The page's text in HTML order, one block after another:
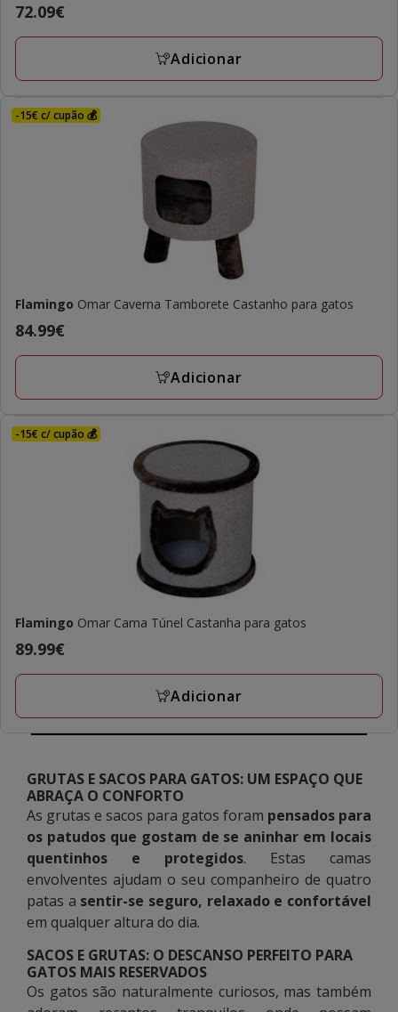
Preço
72.09€
72.09€
Adicionar
-15€ c/ cupão 💰
Flamingo Omar Caverna Tamborete Castanho para gatos
Preço
84.99€
84.99€
Adicionar
-15€ c/ cupão 💰
Flamingo Omar Cama Túnel Castanha para gatos
Preço
89.99€
89.99€
Adicionar
GRUTAS E SACOS PARA GATOS: UM ESPAÇO QUE
ABRAÇA O CONFORTO
As grutas e sacos para gatos foram pensados para
os patudos que gostam de se aninhar em locais
quentinhos e protegidos. Estas camas
envolventes ajudam o seu companheiro de quatro
patas a sentir-se seguro, relaxado e confortável
em qualquer altura do dia.
SACOS E GRUTAS: O DESCANSO PERFEITO PARA
GATOS MAIS RESERVADOS
Os gatos são naturalmente curiosos, mas também